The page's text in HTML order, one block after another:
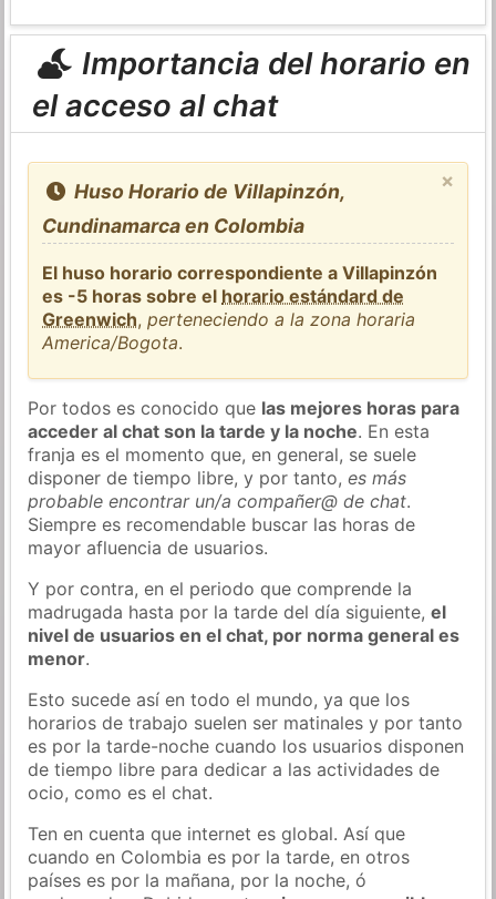
Importancia del horario en
el acceso al chat
×
Huso Horario de Villapinzón,
Cundinamarca en Colombia
El huso horario correspondiente a Villapinzón
es -5 horas sobre el horario estándard de
Greenwich,perteneciendo a la zona horaria
America/Bogota.
Por todos es conocido que las mejores horas para
acceder al chat son la tarde y la noche. En esta
franja es el momento que, en general, se suele
disponer de tiempo libre, y por tanto,es más
probable encontrar un/a compañer@ de chat.
Siempre es recomendable buscar las horas de
mayor afluencia de usuarios.
Y por contra, en el periodo que comprende la
madrugada hasta por la tarde del día siguiente,el
nivel de usuarios en el chat, por norma general es
menor.
Esto sucede así en todo el mundo, ya que los
horarios de trabajo suelen ser matinales y por tanto
es por la tarde-noche cuando los usuarios disponen
de tiempo libre para dedicar a las actividades de
ocio, como es el chat.
Ten en cuenta que internet es global. Así que
cuando en Colombia es por la tarde, en otros
países es por la mañana, por la noche, ó